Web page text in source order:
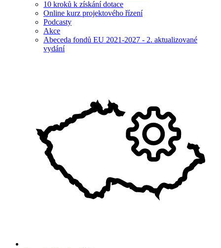
10 kroků k získání dotace
Online kurz projektového řízení
Podcasty
Akce
Abeceda fondů EU 2021-2027 - 2. aktualizované
vydání